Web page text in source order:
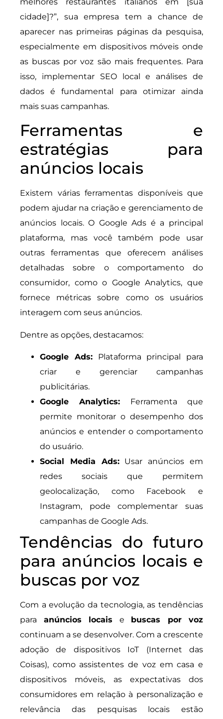
cidade]?”, sua empresa tem a chance de
aparecer nas primeiras páginas da pesquisa,
especialmente em dispositivos móveis onde
as buscas por voz são mais frequentes. Para
isso, implementar SEO local e análises de
dados é fundamental para otimizar ainda
mais suas campanhas.
Ferramentas e
estratégias para
anúncios locais
Existem várias ferramentas disponíveis que
podem ajudar na criação e gerenciamento de
anúncios locais. O Google Ads é a principal
plataforma, mas você também pode usar
outras ferramentas que oferecem análises
detalhadas sobre o comportamento do
consumidor, como o Google Analytics, que
fornece métricas sobre como os usuários
interagem com seus anúncios.
Dentre as opções, destacamos:
Google Ads:Plataforma principal para
criar e gerenciar campanhas
publicitárias.
Google Analytics: Ferramenta que
permite monitorar o desempenho dos
anúncios e entender o comportamento
do usuário.
Social Media Ads:Usar anúncios em
redes sociais que permitem
geolocalização, como Facebook e
Instagram, pode complementar suas
campanhas de Google Ads.
Tendências do futuro
para anúncios locais e
buscas por voz
Com a evolução da tecnologia, as tendências
para anúncios locais e buscas por voz
continuam a se desenvolver. Com a crescente
adoção de dispositivos IoT (Internet das
Coisas), como assistentes de voz em casa e
dispositivos móveis, as expectativas dos
consumidores em relação à personalização e
relevância das pesquisas locais estão